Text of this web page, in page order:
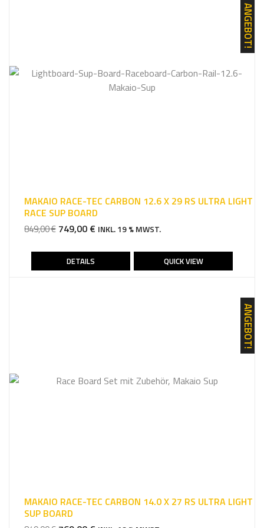
ANGEBOT!
MAKAIO RACE-TEC CARBON 12.6 X 29 RS ULTRA LIGHT
RACE SUP BOARD
849,00€ URSPRÜNGLICHER
WAR:
849,00 €
749,00 € AKTUELLER
IST:
749,00 €.
INKL. 19 % MWST.
DETAILS QUICK VIEW
ANGEBOT!
MAKAIO RACE-TEC CARBON 14.0 X 27 RS ULTRA LIGHT
SUP BOARD